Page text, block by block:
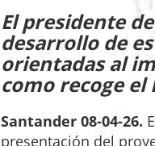
El presidente
desarrollo de
orientadas al
como recoge el
Santander 08-04-26.
presentación del